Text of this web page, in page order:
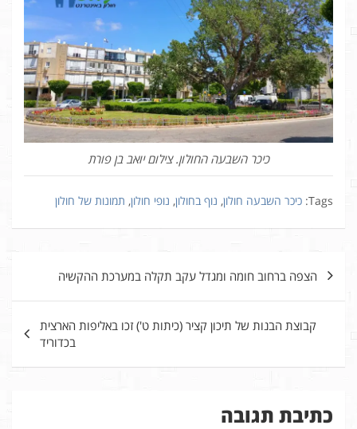
כיכר השבעה החולון. צילום יואב בן פורת
Tags: כיכר השבעה חולון, נוף בחולון, נופי חולון, תמונות של חולון
הצפה ברחוב חומה ומגדל עקב תקלה במערכת ההקשיה
קבוצת הבנות של תיכון קציר (כיתות ט') זכו באליפות הארצית
בכדוריד
כתיבת תגובה